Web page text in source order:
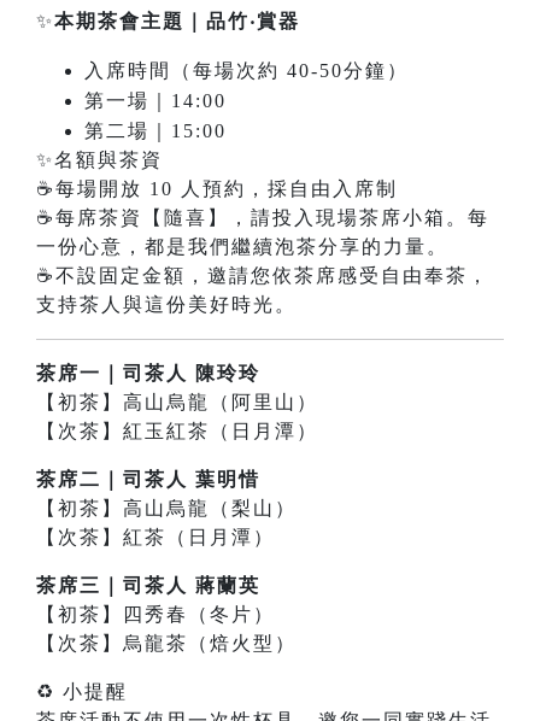
✨本期茶會主題｜ 品竹‧賞器
入席時間（每場次約 40-50分鐘）
第一場｜14:00
第二場｜15:00
✨名額與茶資
☕每場開放 10 人預約，採自由入席制
☕每席茶資【隨喜】，請投入現場茶席小箱。每
一份心意，都是我們繼續泡茶分享的力量。
☕不設固定金額，邀請您依茶席感受自由奉茶，
支持茶人與這份美好時光。
茶席一｜司茶人 陳玲玲
【初茶】高山烏龍（阿里山）
【次茶】紅玉紅茶（日月潭）
茶席二｜司茶人 葉明惜
【初茶】高山烏龍（梨山）
【次茶】紅茶（日月潭）
茶席三｜司茶人 蔣蘭英
【初茶】四秀春（冬片）
【次茶】烏龍茶（焙火型）
♻ 小提醒